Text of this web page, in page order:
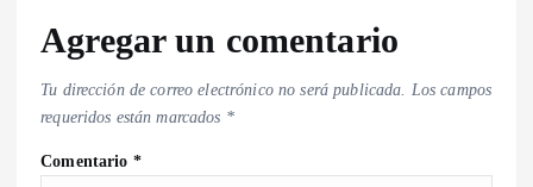
Agregar un comentario
Tu dirección de correo electrónico no será publicada.
Los campos
requeridos están marcados *
Comentario *